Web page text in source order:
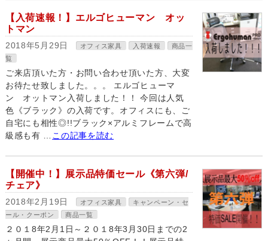
【入荷速報！】エルゴヒューマン オッ
トマン
2018年5月29日 オフィス家具 入荷速報
商品一
覧
ご来店頂いた方・お問い合わせ頂いた方、大変
お待たせ致しました。。。 エルゴヒューマ
ン オットマン入荷しました！！ 今回は人気
色《ブラック》の入荷です。オフィスにも、ご
自宅にも相性◎!!ブラック×アルミフレームで高
級感も有 …
この記事を読む
【開催中！】展示品特価セール《第六弾/
チェア》
2018年2月19日 オフィス家具
キャンペーン・セ
ール・クーポン
商品一覧
２０１8年2月1日～２０１8年3月30日までの2